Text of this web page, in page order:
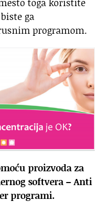
ga
programom.
proizvoda za
softvera – Anti
programi.